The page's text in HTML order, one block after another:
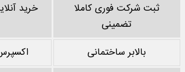
ثبت شرکت فوری کاملا
تضمینی
خرید
بالابر ساختمانی